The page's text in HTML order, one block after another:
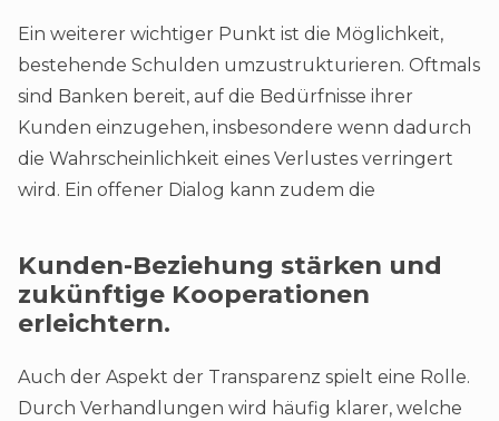
Ein weiterer wichtiger Punkt ist die Möglichkeit,
bestehende Schulden umzustrukturieren. Oftmals
sind Banken bereit, auf die Bedürfnisse ihrer
Kunden einzugehen, insbesondere wenn dadurch
die Wahrscheinlichkeit eines Verlustes verringert
wird. Ein offener Dialog kann zudem die
Kunden-Beziehung stärken und
zukünftige Kooperationen
erleichtern.
Auch der Aspekt der Transparenz spielt eine Rolle.
Durch Verhandlungen wird häufig klarer, welche